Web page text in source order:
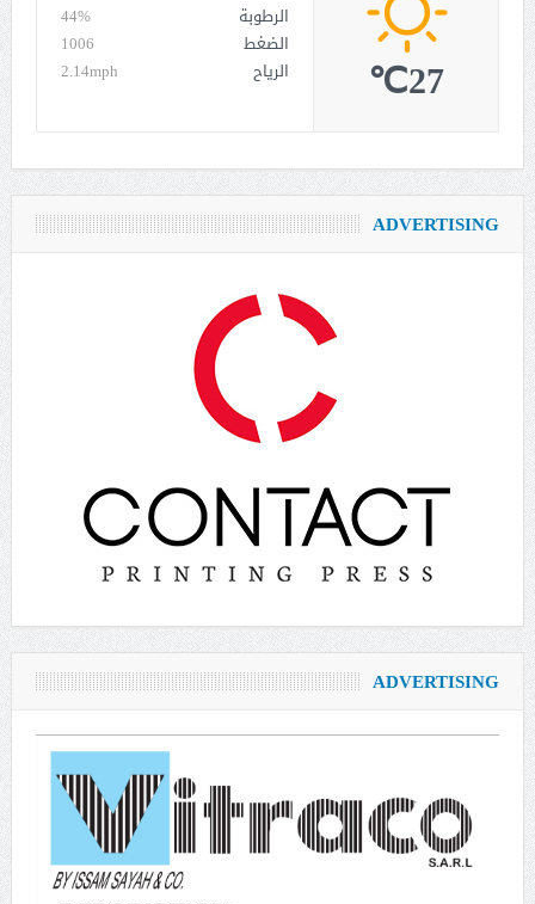
الرطوبة
44%
الضغط
1006
الرياح
2.14mph 27℃
ADVERTISING
ADVERTISING